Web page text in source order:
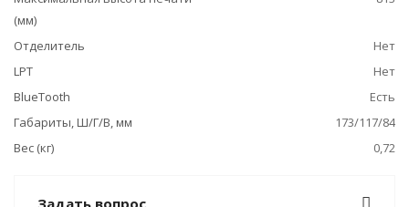
(мм)
Отделитель
Нет
LPT
Нет
BlueTooth
Есть
Габариты, Ш/Г/В, мм
173/117/84
Вес (кг)
0,72
Задать вопрос